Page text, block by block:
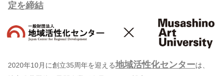
定を締結
2020年10月に創立35周年を迎える地域活性化センターは、